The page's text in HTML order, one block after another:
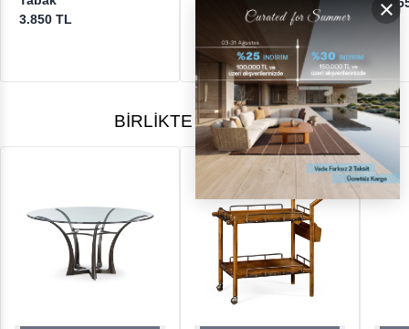
3.850 TL
BIRLIKTE ALINANLAR
×